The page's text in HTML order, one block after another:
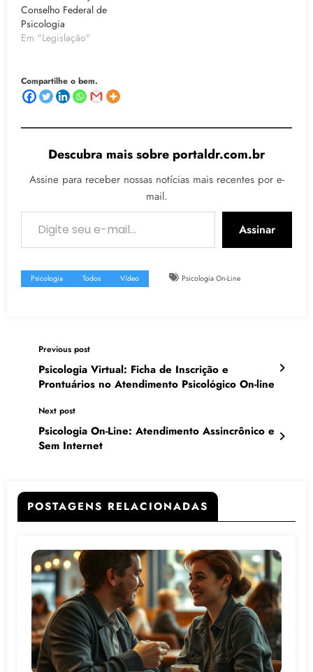
Conselho Federal de
Psicologia
Em "Legislação"
Compartilhe o bem.
Descubra mais sobre portaldr.com.br
Assine para receber nossas notícias mais recentes por e-
mail.
Digite seu e-mail…
Assinar
Psicologia Todos Vídeo Psicologia On-Line
Previous post
Psicologia Virtual: Ficha de Inscrição e
Prontuários no Atendimento Psicológico On-line
Next post
Psicologia On-Line: Atendimento Assincrônico e
Sem Internet
POSTAGENS RELACIONADAS